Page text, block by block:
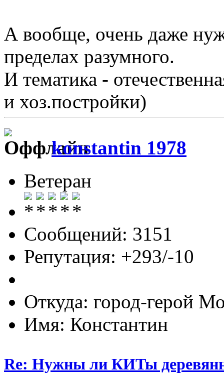
А вообще, очень даже
пределах разумного.
И тематика -
и хоз.постройки)
konstantin 1978
Ветеран
Сообщений: 3151
Репутация: +293/-10
Откуда: город-герой
Имя: Константин
Re: Нужны ли КИТы